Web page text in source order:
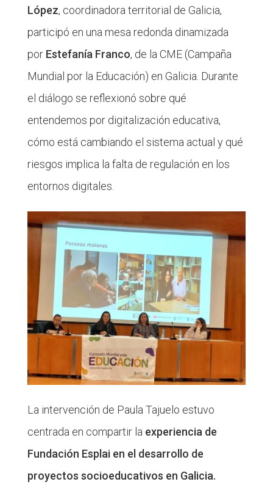
López, coordinadora territorial de Galicia,
participó en una mesa redonda dinamizada
por Estefanía Franco, de la CME (Campaña
Mundial por la Educación) en Galicia. Durante
el diálogo se reflexionó sobre qué
entendemos por digitalización educativa,
cómo está cambiando el sistema actual y qué
riesgos implica la falta de regulación en los
entornos digitales.
La intervención de Paula Tajuelo estuvo
centrada en compartir la experiencia de
Fundación Esplai en el desarrollo de
proyectos socioeducativos en Galicia.